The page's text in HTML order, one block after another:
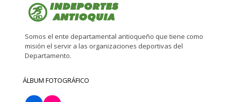
Somos el ente departamental antioqueño que tiene como
misión el servir a las organizaciones deportivas del
Departamento.
ÁLBUM FOTOGRÁFICO